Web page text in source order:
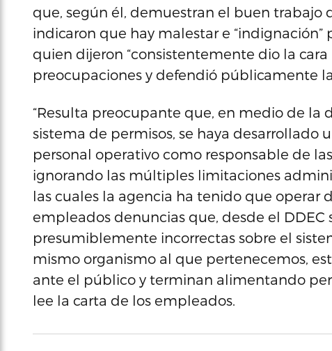
que, según él, demuestran el buen trabajo
indicaron que hay malestar e
quien dijeron “consistentemente dio la
preocupaciones y defendió públicamente
“Resulta preocupante que, en medio de la
sistema de permisos, se haya desarrollado
personal operativo como responsable de
ignorando las múltiples limitaciones
las cuales la agencia ha tenido que operar
empleados denuncias que, desde el
presumiblemente incorrectas sobre el
mismo organismo al que pertenecemos,
ante el público y terminan alimentando
lee la carta de los empleados.